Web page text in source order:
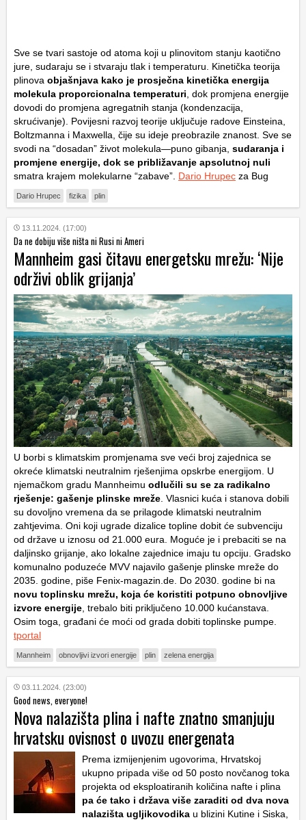
Sve se tvari sastoje od atoma koji u plinovitom stanju kaotično
jure, sudaraju se i stvaraju tlak i temperaturu. Kinetička teorija
plinova objašnjava kako je prosječna kinetička energija
molekula proporcionalna temperaturi , dok promjena energije
dovodi do promjena agregatnih stanja (kondenzacija,
skrućivanje). Povijesni razvoj teorije uključuje radove Einsteina,
Boltzmanna i Maxwella, čije su ideje preobrazile znanost. Sve se
svodi na “dosadan” život molekula—puno gibanja, sudaranja i
promjene energije, dok se približavanje apsolutnoj nuli
smatra krajem molekularne “zabave”. Dario Hrupec za Bug
Dario Hrupec fizika plin
13.11.2024. (17:00)
Da ne dobiju više ništa ni Rusi ni Ameri
Mannheim gasi čitavu energetsku mrežu: ‘Nije
održivi oblik grijanja’
U borbi s klimatskim promjenama sve veći broj zajednica se
okreće klimatski neutralnim rješenjima opskrbe energijom. U
njemačkom gradu Mannheimu odlučili su se za radikalno
rješenje: gašenje plinske mreže . Vlasnici kuća i stanova dobili
su dovoljno vremena da se prilagode klimatski neutralnim
zahtjevima. Oni koji ugrade dizalice topline dobit će subvenciju
od države u iznosu od 21.000 eura. Moguće je i prebaciti se na
daljinsko grijanje, ako lokalne zajednice imaju tu opciju. Gradsko
komunalno poduzeće MVV najavilo gašenje plinske mreže do
2035. godine, piše Fenix-magazin.de. Do 2030. godine bi na
novu toplinsku mrežu, koja će koristiti potpuno obnovljive
izvore energije , trebalo biti priključeno 10.000 kućanstava.
Osim toga, građani će moći od grada dobiti toplinske pumpe.
tportal
Mannheim obnovljivi izvori energije plin zelena energija
03.11.2024. (23:00)
Good news, everyone!
Nova nalazišta plina i nafte znatno smanjuju
hrvatsku ovisnost o uvozu energenata
Prema izmijenjenim ugovorima, Hrvatskoj
ukupno pripada više od 50 posto novčanog toka
projekta od eksploatiranih količina nafte i plina
pa će tako i država više zaraditi od dva nova
nalazišta ugljikovodika u blizini Kutine i Siska,